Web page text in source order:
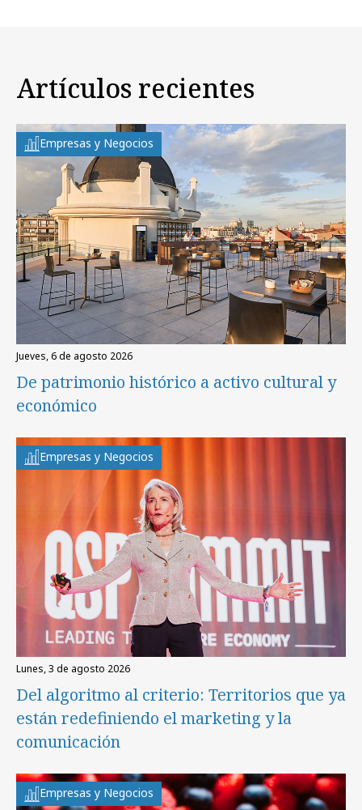
Artículos recientes
Empresas y Negocios
jueves, 6 de agosto 2026
De patrimonio histórico a activo cultural y
económico
Empresas y Negocios
lunes, 3 de agosto 2026
Del algoritmo al criterio: Territorios que ya
están redefiniendo el marketing y la
comunicación
Empresas y Negocios